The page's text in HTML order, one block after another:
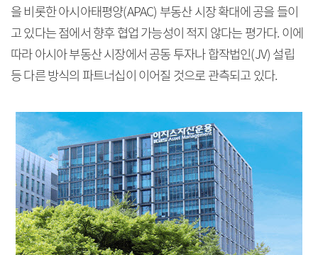
을 비롯한 아시아태평양(APAC) 부동산 시장 확대에 공을 들이
고 있다는 점에서 향후 협업 가능성이 적지 않다는 평가다. 이에
따라 아시아 부동산 시장에서 공동 투자나 합작법인(JV) 설립
등 다른 방식의 파트너십이 이어질 것으로 관측되고 있다.